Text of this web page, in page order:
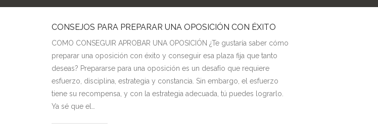
CONSEJOS PARA PREPARAR UNA OPOSICIÓN CON ÉXITO
COMO CONSEGUIR APROBAR UNA OPOSICIÓN ¿Te gustaría saber cómo
preparar una oposición con éxito y conseguir esa plaza fija que tanto
deseas? Prepararse para una oposición es un desafío que requiere
esfuerzo, disciplina, estrategia y constancia. Sin embargo, el esfuerzo
tiene su recompensa, y con la estrategia adecuada, tú puedes lograrlo.
Ya sé que el…